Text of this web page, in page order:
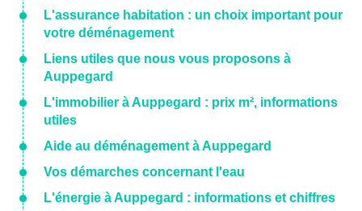
L'assurance habitation : un choix important pour
votre déménagement
Liens utiles que nous vous proposons à
Auppegard
L'immobilier à Auppegard : prix m², informations
utiles
Aide au déménagement à Auppegard
Vos démarches concernant l'eau
L'énergie à Auppegard : informations et chiffres